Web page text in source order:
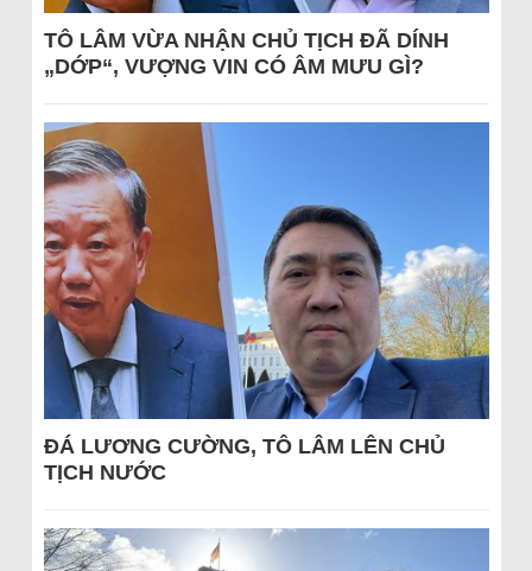
TÔ LÂM VỪA NHẬN CHỦ TỊCH ĐÃ DÍNH
„DỚP“, VƯỢNG VIN CÓ ÂM MƯU GÌ?
ĐÁ LƯƠNG CƯỜNG, TÔ LÂM LÊN CHỦ
TỊCH NƯỚC